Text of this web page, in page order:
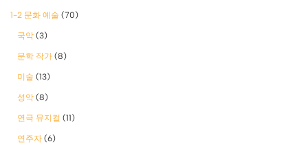
1-2 문화 예술 (70)
국악 (3)
문학 작가 (8)
미술 (13)
성악 (8)
연극 뮤지컬 (11)
연주자 (6)